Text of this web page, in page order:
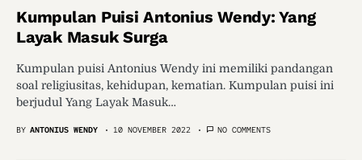
Kumpulan Puisi Antonius Wendy: Yang
Layak Masuk Surga
Kumpulan puisi Antonius Wendy ini memiliki pandangan
soal religiusitas, kehidupan, kematian. Kumpulan puisi ini
berjudul Yang Layak Masuk…
BY ANTONIUS WENDY 10 NOVEMBER 2022 NO COMMENTS